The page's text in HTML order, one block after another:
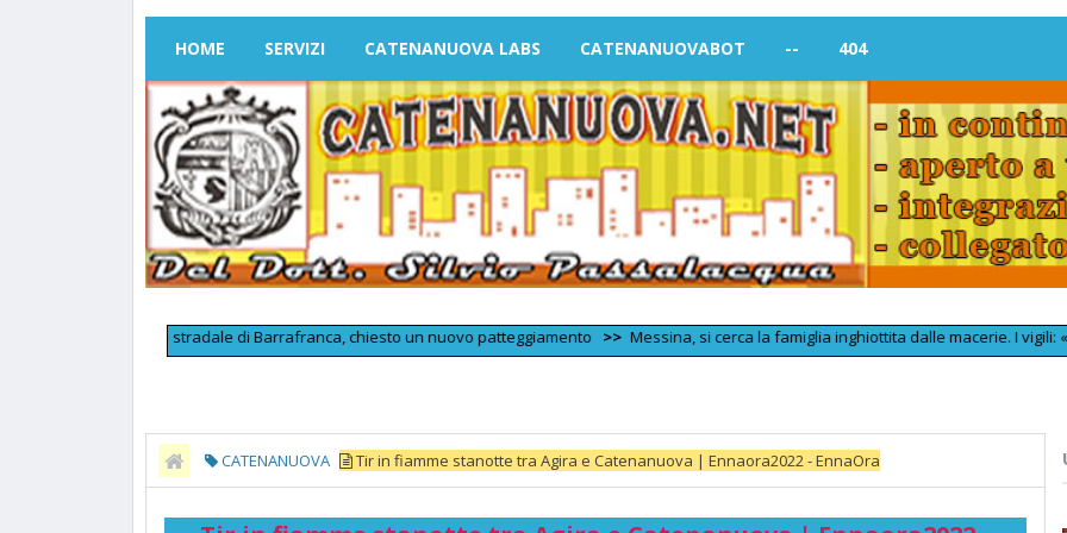
HOME SERVIZI CATENANUOVA LABS CATENANUOVABOT -- 404
L'omicidio stradale di Barrafranca, chiesto un nuovo patteggiamento >> Messina, si cerca la famiglia inghiottita dalle macerie. I vigili: «36 ore
CATENANUOVA Tir in fiamme stanotte tra Agira e Catenanuova | Ennaora2022 - EnnaOra